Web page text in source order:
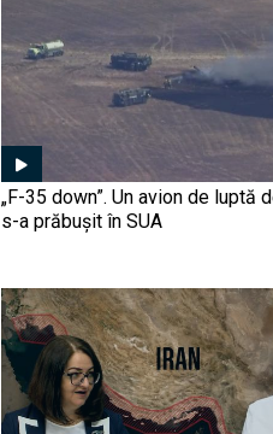
„F-35 down”. Un avion de luptă
s-a prăbușit în SUA